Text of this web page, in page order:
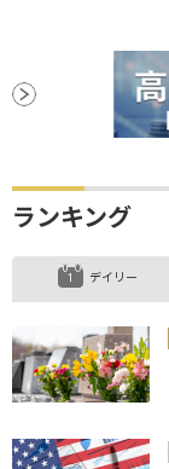
ランキング
デイリー